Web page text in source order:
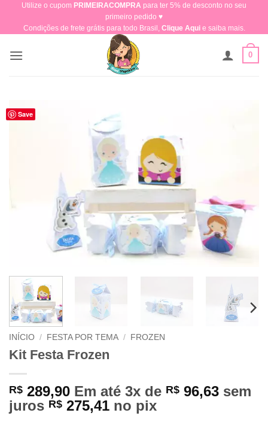
content
Utilize o cupom PRIMEIRACOMPRA para ter 5% de desconto no seu
primeiro pedido ♥​
Condições de frete grátis para todo Brasil, Clique Aquie saiba mais.
0
Save
INÍCIO / FESTA POR TEMA / FROZEN
Kit Festa Frozen
R$ 289,90 Em até 3x de R$ 96,63 sem
juros R$ 275,41 no pix